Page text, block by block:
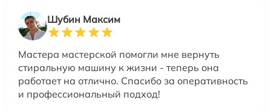
Шубин Максим
Мастера мастерской помогли мне вернуть
стиральную машину к жизни - теперь она
работает на отлично. Спасибо за оперативность
и профессиональный подход!